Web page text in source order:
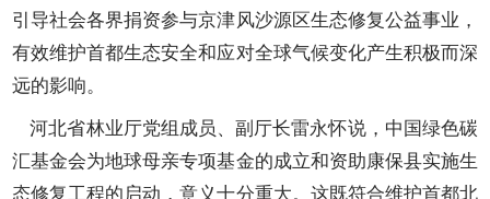
引导社会各界捐资参与京津风沙源区生态修复公益事业，
有效维护首都生态安全和应对全球气候变化产生积极而深
远的影响。
河北省林业厅党组成员、副厅长雷永怀说，中国绿色碳
汇基金会为地球母亲专项基金的成立和资助康保县实施生
态修复工程的启动，意义十分重大。这既符合维护首都北